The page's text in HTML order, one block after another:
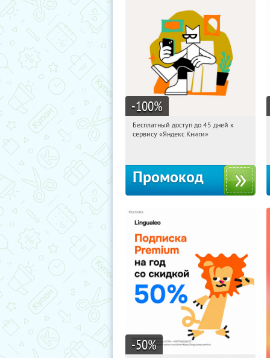
-100%
01:20:10
Получи первым!
Бесплатный доступ до 45 дней к
сервису «Яндекс Книги»
Промокод
-50%